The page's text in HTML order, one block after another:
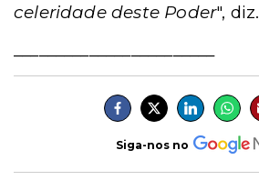
celeridade deste Poder", diz.
Siga-nos no